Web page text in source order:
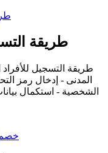
طريقة
طريقة التسجيل
المدنى - إدخال رمز
الشخصية - استكمال